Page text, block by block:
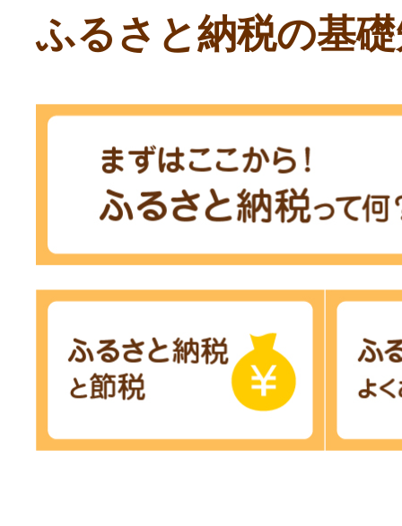
ふるさと納税の基